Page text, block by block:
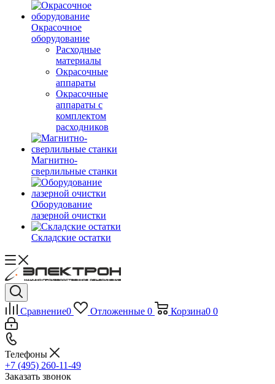
Окрасочное
оборудование
Расходные
материалы
Окрасочные
аппараты
Окрасочные
аппараты с
комплектом
расходников
Магнитно-
сверлильные станки
Оборудование
лазерной очистки
Складские остатки
Сравнение0 Отложенные 0 Корзина0 0
Телефоны
+7 (495) 260-11-49
Заказать звонок